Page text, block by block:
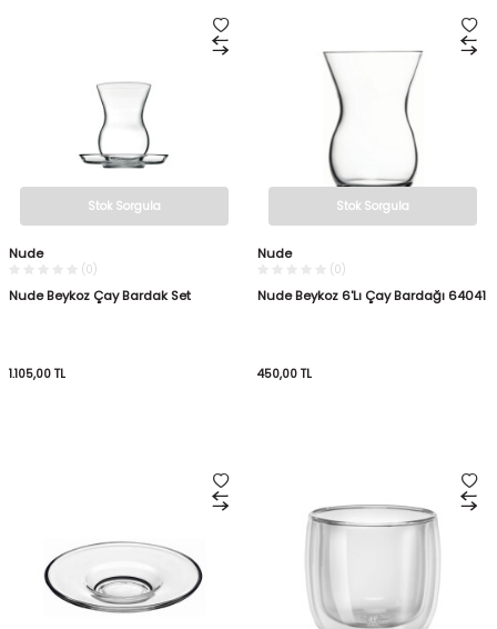
Stok Sorgula
Nude
(0)
Nude Beykoz Çay Bardak Set
1.105,00 TL
Stok Sorgula
Nude
(0)
Nude Beykoz 6'Lı Çay Bardağı 64041
450,00 TL